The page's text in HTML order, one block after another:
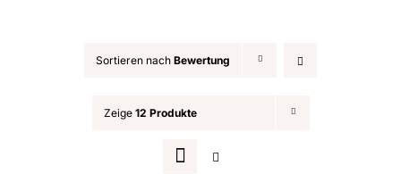
Sortieren nach Bewertung
Zeige 12 Produkte